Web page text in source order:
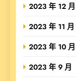
2023 年 12 月
2023 年 11 月
2023 年 10 月
2023 年 9 月